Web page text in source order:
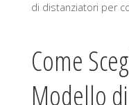
di distanziatori per
Come
Modello